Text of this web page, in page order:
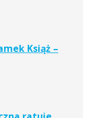
Książ –